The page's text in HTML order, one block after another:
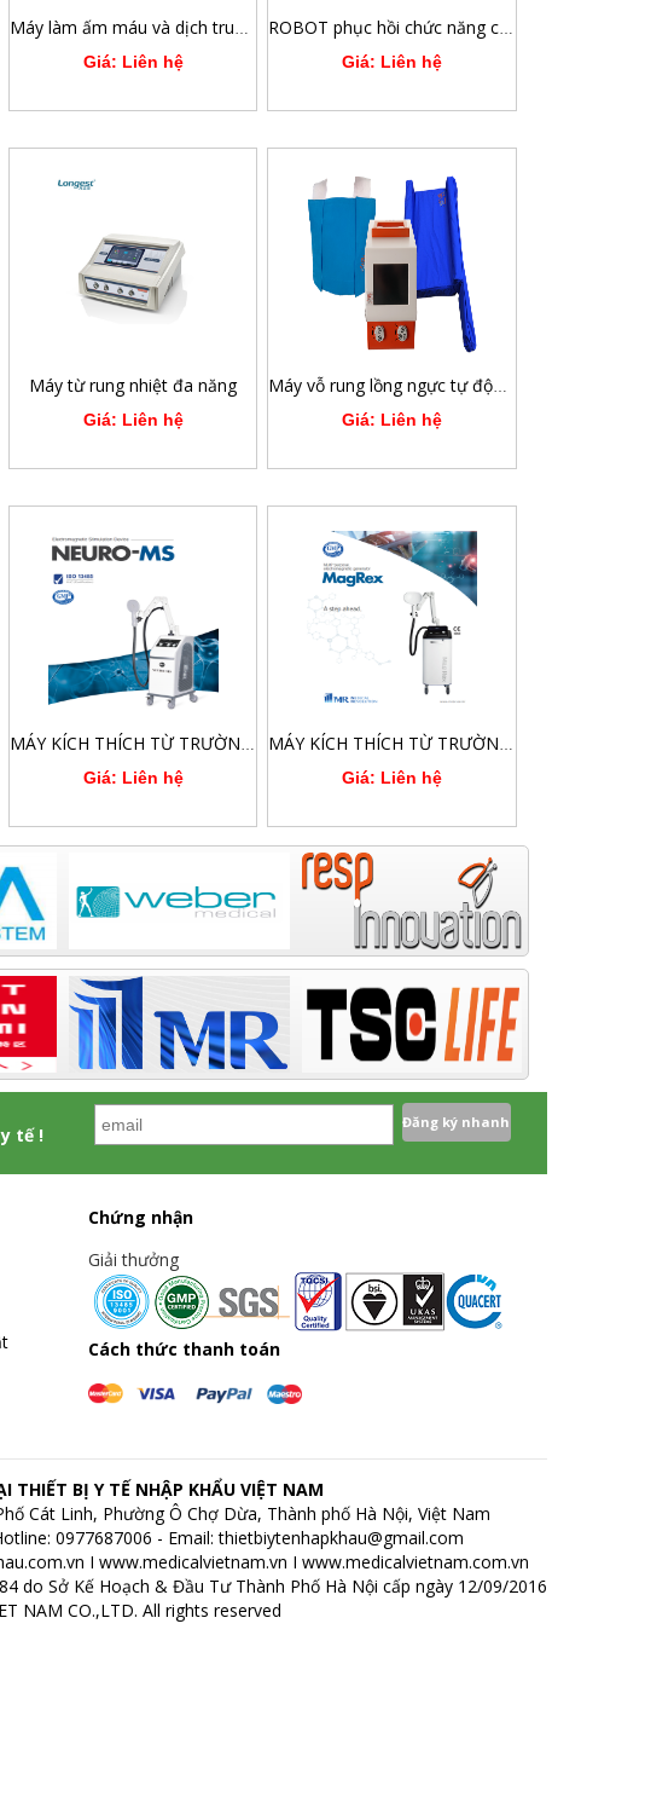
Máy làm ấm máu và dịch truyền tốc độ cao và hoạt động liên tục
Giá: Liên hệ
ROBOT phục hồi chức năng chủ động trợ lực chi trên, chi dưới POWER ASSIST SERIES
Giá: Liên hệ
Máy từ rung nhiệt đa năng
Giá: Liên hệ
Máy vỗ rung lồng ngực tự động / dao động thành ngực tần số cao HFCWO RESPIN 11 - RespInnovation SAS - Pháp
Giá: Liên hệ
MÁY KÍCH THÍCH TỪ TRƯỜNG ĐIỀU TRỊ THẦN KINH XUYÊN SỌ VÀ XƯƠNG KHỚP
Giá: Liên hệ
MÁY KÍCH THÍCH TỪ TRƯỜNG SIÊU DẪN VÀ XUYÊN SỌ CÔNG SUẤT CAO 7.5 TESLA MAGREX
Giá: Liên hệ
tế !
Chứng nhận
Giải thưởng
Cách thức thanh toán
THIẾT BỊ Y TẾ NHẬP KHẨU VIỆT NAM
Cát Linh, Phường Ô Chợ Dừa, Thành phố Hà Nội, Việt Nam
0977687006 - Email: thietbiytenhapkhau@gmail.com
I www.medicalvietnam.vn I www.medicalvietnam.com.vn
do Sở Kế Hoạch & Đầu Tư Thành Phố Hà Nội cấp ngày 12/09/2016
NAM CO.,LTD. All rights reserved